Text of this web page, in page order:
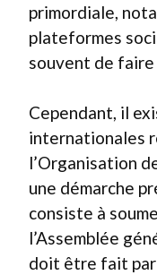
primordiale,
plateformes
souvent de faire
Cependant, il
internationales
l’Organisation
une démarche
consiste à
l’Assemblée
doit être fait par